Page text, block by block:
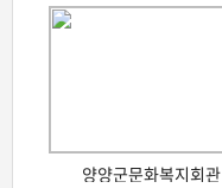
양양군문화복지회관